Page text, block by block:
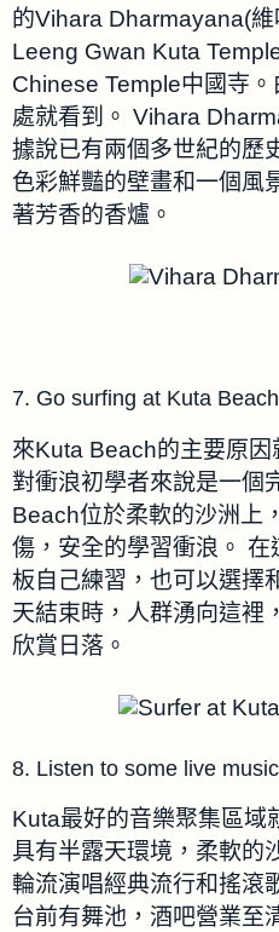
的Vihara Dharmayana(
Leeng Gwan Kuta
Chinese Temple中國寺。
處就看到。 Vihara
據說已有兩個多世紀的歷
色彩鮮豔的壁畫和一個風
著芳香的香爐。
7. Go surfing at Kuta Beach
來Kuta Beach的主要原
對衝浪初學者來說是一個
Beach位於柔軟的沙洲上
傷，安全的學習衝浪。 在
板自己練習，也可以選擇
天結束時，人群湧向這裡
欣賞日落。
8. Listen to some live
Kuta最好的音樂聚集區域
具有半露天環境，柔軟的
輪流演唱經典流行和搖滾
台前有舞池，酒吧營業至